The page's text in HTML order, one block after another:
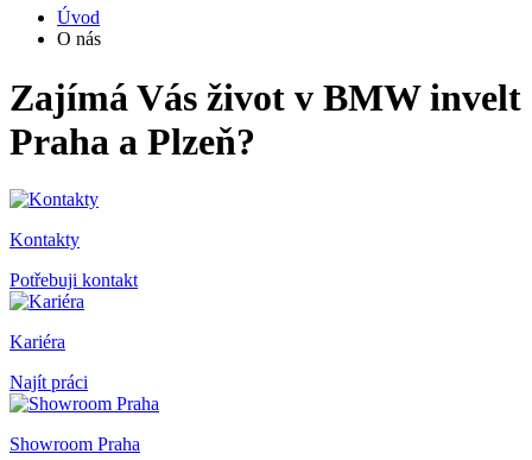
Úvod
O nás
Zajímá Vás život v BMW invelt
Praha a Plzeň?
Kontakty
Potřebuji kontakt
Kariéra
Najít práci
Showroom Praha